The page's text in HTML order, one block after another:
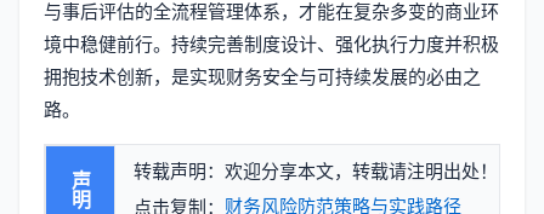
与事后评估的全流程管理体系，才能在复杂多变的商业环
境中稳健前行。持续完善制度设计、强化执行力度并积极
拥抱技术创新，是实现财务安全与可持续发展的必由之
路。
声明
转载声明：欢迎分享本文，转载请注明出处！
点击复制： 财务风险防范策略与实践路径